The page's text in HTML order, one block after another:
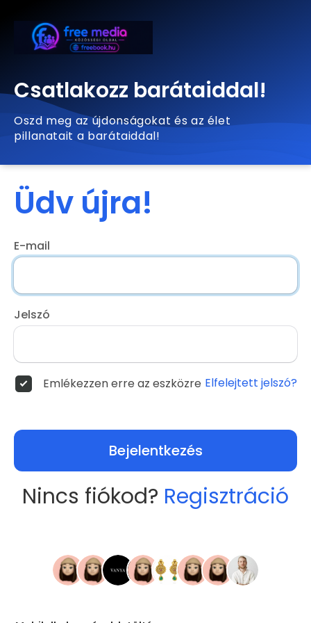
Csatlakozz barátaiddal!
Oszd meg az újdonságokat és az élet
pillanatait a barátaiddal!
Üdv újra!
E-mail
Jelszó
Emlékezzen erre az eszközre Elfelejtett jelszó?
Bejelentkezés
Nincs fiókod? Regisztráció